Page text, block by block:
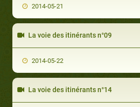
2014-05-21
La voie des itinérants n°09
2014-05-22
La voie des itinérants n°14